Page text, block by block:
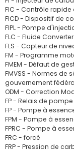
FIC - Contrôle rapide
FICD - Dispositif de
FIPL - Pompe
FLC - Fluide
FLS - Capteur de
FM - Programme
FMEM - Défaut de
FMVSS - Normes de
gouvernement
ODM - Correction
FP - Relais de
FP - Pompe à
FPM - Pompe à
FPRC - Pompe à
FRC - forcé
FRP - Pression de